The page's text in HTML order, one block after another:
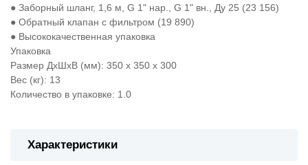
● Заборный шланг, 1,6 м, G 1" нар., G 1" вн., Ду 25 (23 156)
● Обратный клапан с фильтром (19 890)
● Высококачественная упаковка
Упаковка
Размер ДхШхВ (мм): 350 x 350 x 300
Вес (кг): 13
Количество в упаковке: 1.0
Характеристики